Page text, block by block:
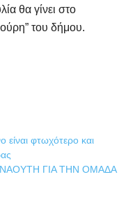
θα γίνει στο
του δήμου.
είναι φτωχότερο και
ΓΙΑ ΤΗΝ ΟΜΑΔΑ